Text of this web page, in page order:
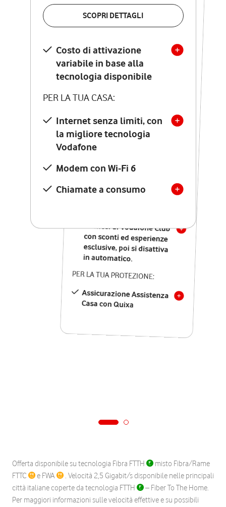
SCOPRI DETTAGLI
Costo di attivazione
variabile in base alla
tecnologia disponibile
PER LA TUA CASA:
Internet senza limiti, con
la migliore tecnologia
Vodafone
Modem con Wi-Fi 6
Chiamate a consumo
VERIFICA LA COPERTURA
Costo di attivazione
variabile in base alla
tecnologia disponibile
PER LA TUA CASA:
Internet senza limiti, con
la migliore tecnologia
Vodafone
Modem Seven con Wi-Fi 7
Chiamate illimitate verso
numeri fissi e mobili
nazionali
12 mesi di Vodafone Club
con sconti ed esperienze
esclusive, poi si disattiva
in automatico.
PER LA TUA PROTEZIONE:
Assicurazione Assistenza
Casa con Quixa
Offerta disponibile su tecnologia Fibra FTTH
misto Fibra/Rame
FTTC
e FWA
. Velocità 2,5 Gigabit/s disponibile nelle principali
città italiane coperte da tecnologia FTTH
– Fiber To The Home.
Per maggiori informazioni sulle velocità effettive e su possibili